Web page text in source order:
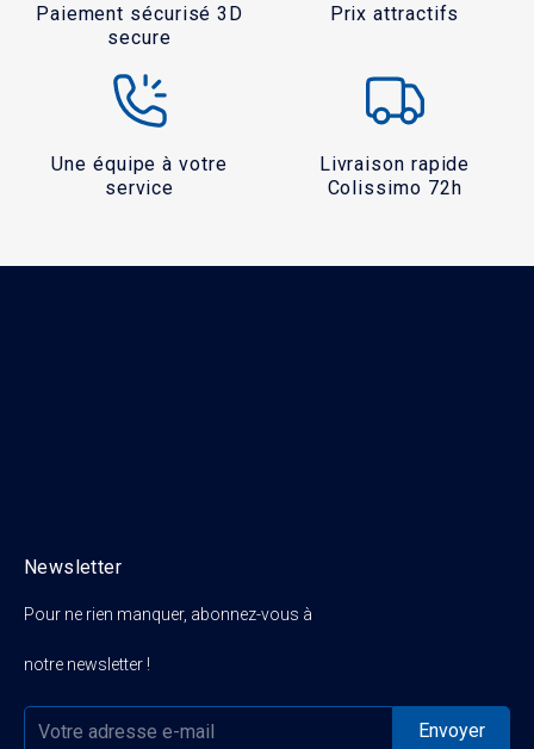
Paiement sécurisé 3D
secure
Prix attractifs
Une équipe à votre
service
Livraison rapide
Colissimo 72h
Pour ne rien manquer, abonnez-vous à
notre newsletter !
Newsletter